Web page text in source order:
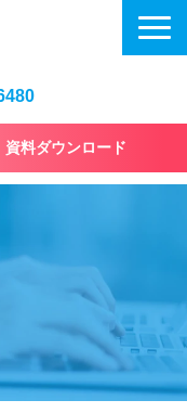
資料ダウンロード